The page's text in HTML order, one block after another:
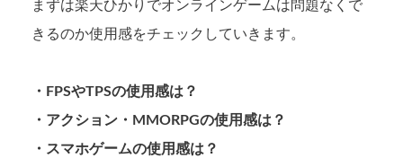
まずは楽天ひかりでオンラインゲームは問題なくで
きるのか使用感をチェックしていきます。
・FPSやTPSの使用感は？
・アクション・MMORPGの使用感は？
・スマホゲームの使用感は？